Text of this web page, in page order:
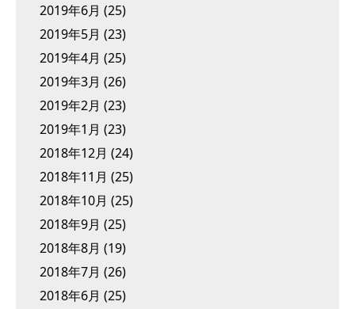
2019年6月 (25)
2019年5月 (23)
2019年4月 (25)
2019年3月 (26)
2019年2月 (23)
2019年1月 (23)
2018年12月 (24)
2018年11月 (25)
2018年10月 (25)
2018年9月 (25)
2018年8月 (19)
2018年7月 (26)
2018年6月 (25)